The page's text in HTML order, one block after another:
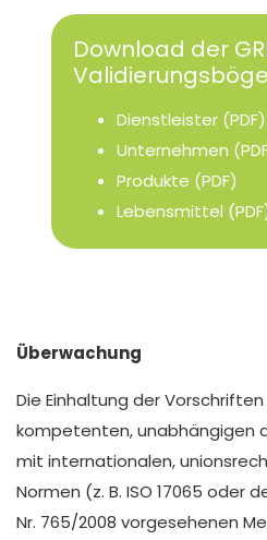
Download der
Dienstleister (PDF)
Unternehmen
Produkte (PDF)
Lebensmittel
Überwachung
Die Einhaltung der
kompetenten, unabhängigen
mit internationalen,
Normen (z. B. ISO 17065 oder
Nr. 765/2008 vorgesehenen